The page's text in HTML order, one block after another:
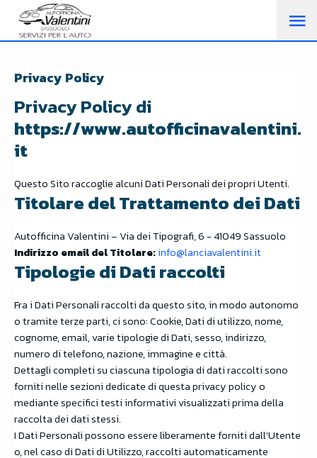
Privacy Policy
Privacy Policy di
https://www.autofficinavalentini.
it
Questo Sito raccoglie alcuni Dati Personali dei propri Utenti.
Titolare del Trattamento dei Dati
Autofficina Valentini – Via dei Tipografi, 6 - 41049 Sassuolo
Indirizzo email del Titolare:info@lanciavalentini.it
Tipologie di Dati raccolti
Fra i Dati Personali raccolti da questo sito, in modo autonomo
o tramite terze parti, ci sono: Cookie, Dati di utilizzo, nome,
cognome, email, varie tipologie di Dati, sesso, indirizzo,
numero di telefono, nazione, immagine e città.
Dettagli completi su ciascuna tipologia di dati raccolti sono
forniti nelle sezioni dedicate di questa privacy policy o
mediante specifici testi informativi visualizzati prima della
raccolta dei dati stessi.
I Dati Personali possono essere liberamente forniti dall’Utente
o, nel caso di Dati di Utilizzo, raccolti automaticamente